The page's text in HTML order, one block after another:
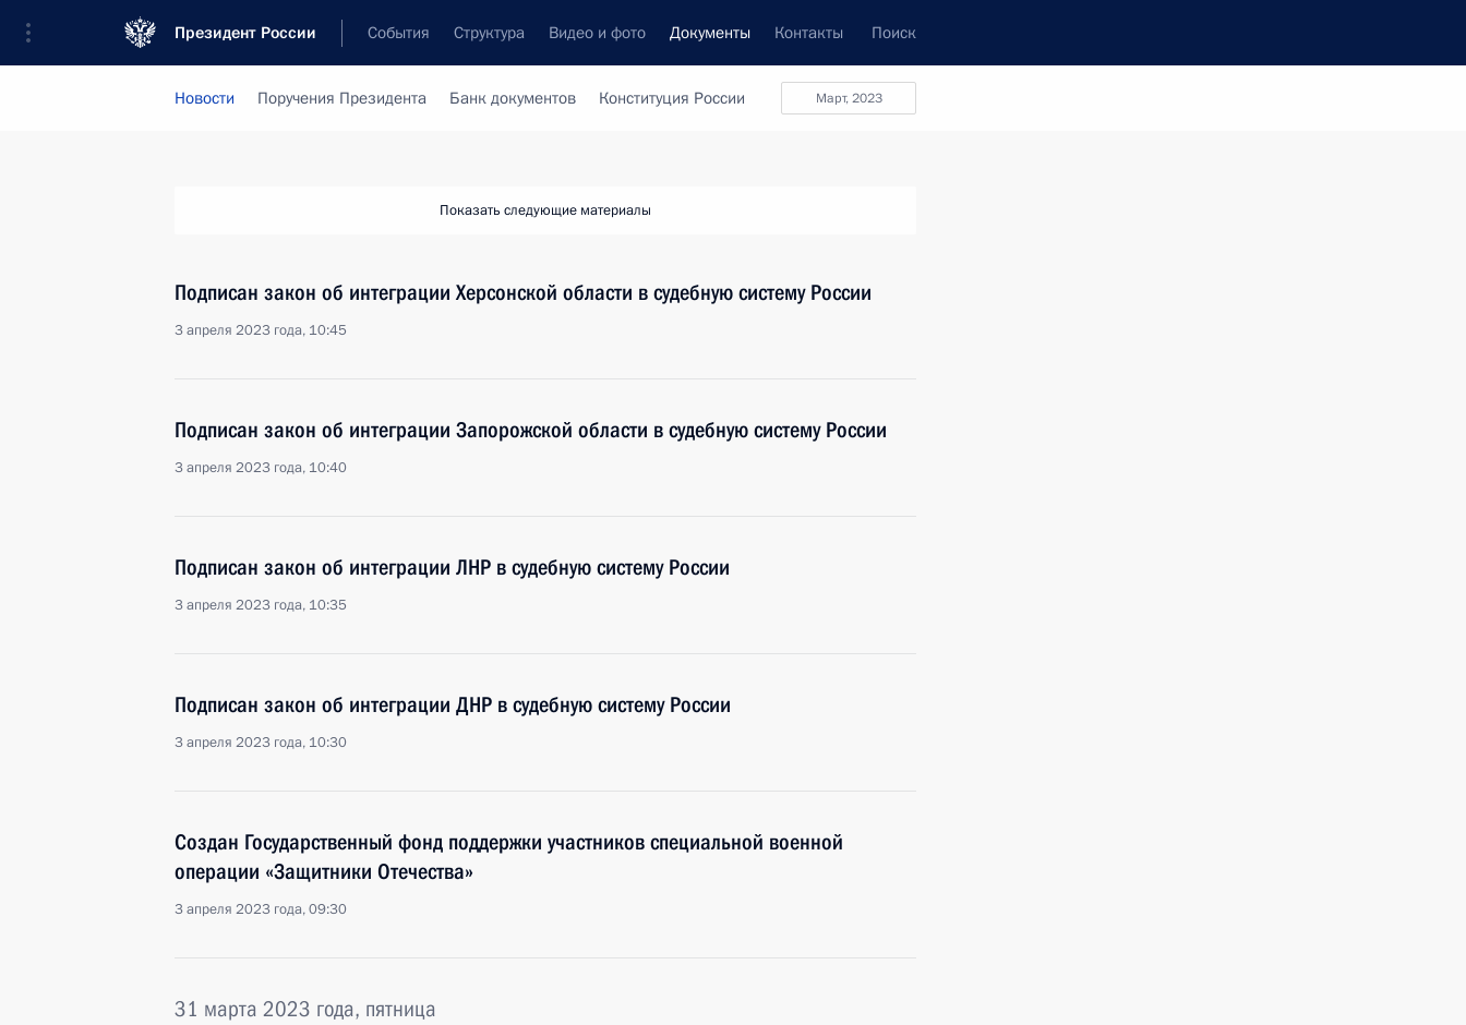
Президент России События Структура Видео и фото Документы Контакты Поиск
март, 2023
Новости Поручения Президента Банк документов Конституция России
Показать следующие материалы
Подписан закон об интеграции Херсонской области в судебную систему России
3 апреля 2023 года, 10:45
Подписан закон об интеграции Запорожской области в судебную систему России
3 апреля 2023 года, 10:40
Подписан закон об интеграции ЛНР в судебную систему России
3 апреля 2023 года, 10:35
Подписан закон об интеграции ДНР в судебную систему России
3 апреля 2023 года, 10:30
Создан Государственный фонд поддержки участников специальной военной
операции «Защитники Отечества»
3 апреля 2023 года, 09:30
31 марта 2023 года, пятница